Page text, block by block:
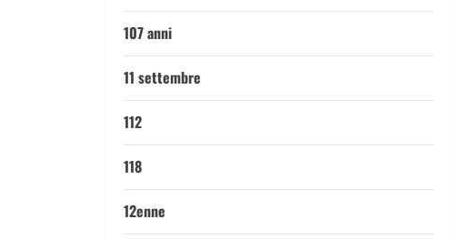
107 anni
11 settembre
112
118
12enne